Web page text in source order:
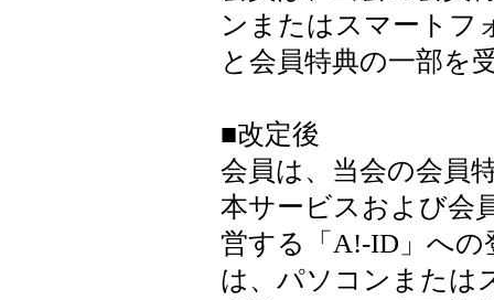
ンまたはスマートフ
と会員特典の一部を
■改定後
会員は、当会の会員
本サービスおよび会
営する「A!-ID」への
は、パソコンまたは